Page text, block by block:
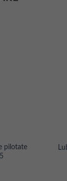
pilotate